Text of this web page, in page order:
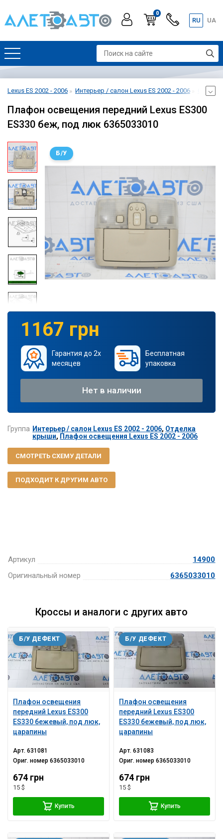
0
RU UA
Lexus ES 2002 - 2006 Интерьер / салон Lexus ES 2002 - 2006
Плафон освещения передний Lexus ES300
ES330 беж, под люк 6365033010
Б/У
Артикул
14900
Оригинальный номер
6365033010
1167 грн
Гарантия до 2х
месяцев
Бесплатная
упаковка
Нет в наличии
Группа Интерьер / салон Lexus ES 2002 - 2006, Отделка
крыши, Плафон освещения Lexus ES 2002 - 2006
СМОТРЕТЬ СХЕМУ ДЕТАЛИ
ПОДХОДИТ К ДРУГИМ АВТО
Кроссы и аналоги с других авто
Плафон освещения
передний Lexus ES300
ES330 бежевый, под люк,
царапины
Б/У ДЕФЕКТ
Арт.631081
Ориг. номер6365033010
674 грн
15 $
Купить
Плафон освещения
передний Lexus ES300
ES330 бежевый, под люк,
царапины
Б/У ДЕФЕКТ
Арт.631083
Ориг. номер6365033010
674 грн
15 $
Купить